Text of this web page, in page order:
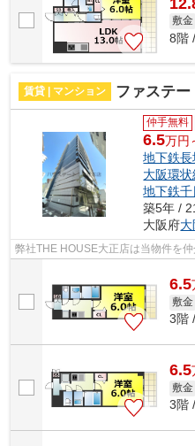
敷金
8階
賃貸 | マンション ファステート大
仲手無料
6.5万円
地下鉄
大阪環状
地下鉄千
築5年 /
大阪府
弊社THE HOUSE大正店は当物件を
6.5
敷金
3階
6.5
敷金
3階